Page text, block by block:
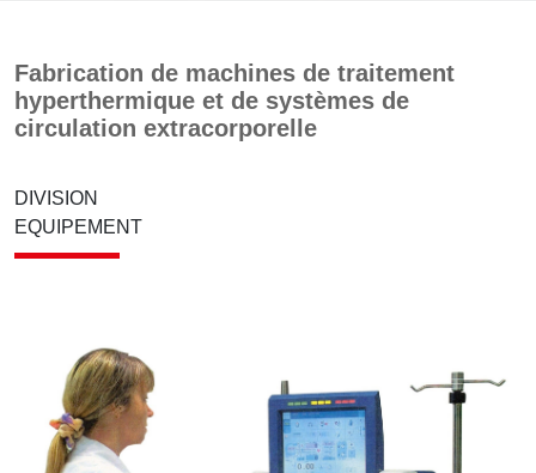
Fabrication de machines de traitement
hyperthermique et de systèmes de
circulation extracorporelle
DIVISION
EQUIPEMENT